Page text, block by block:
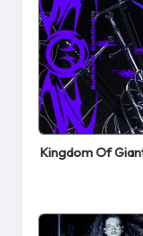
Posted
in
Kingdom Of